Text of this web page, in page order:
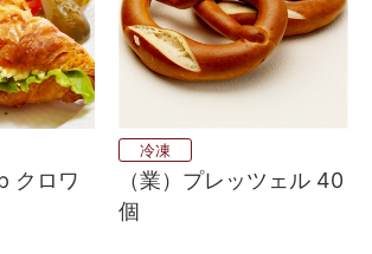
クロワ
冷凍
（業）プレッツェル 40
個